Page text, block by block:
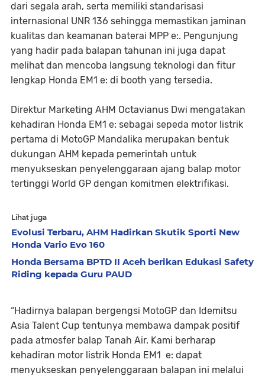
dari segala arah, serta memiliki standarisasi
internasional UNR 136 sehingga memastikan jaminan
kualitas dan keamanan baterai MPP e:. Pengunjung
yang hadir pada balapan tahunan ini juga dapat
melihat dan mencoba langsung teknologi dan fitur
lengkap Honda EM1 e: di booth yang tersedia.
Direktur Marketing AHM Octavianus Dwi mengatakan
kehadiran Honda EM1 e: sebagai sepeda motor listrik
pertama di MotoGP Mandalika merupakan bentuk
dukungan AHM kepada pemerintah untuk
menyukseskan penyelenggaraan ajang balap motor
tertinggi World GP dengan komitmen elektrifikasi.
Lihat juga
Evolusi Terbaru, AHM Hadirkan Skutik Sporti New
Honda Vario Evo 160
Honda Bersama BPTD II Aceh berikan Edukasi Safety
Riding kepada Guru PAUD
“Hadirnya balapan bergengsi MotoGP dan Idemitsu
Asia Talent Cup tentunya membawa dampak positif
pada atmosfer balap Tanah Air. Kami berharap
kehadiran motor listrik Honda EM1 e: dapat
menyukseskan penyelenggaraan balapan ini melalui